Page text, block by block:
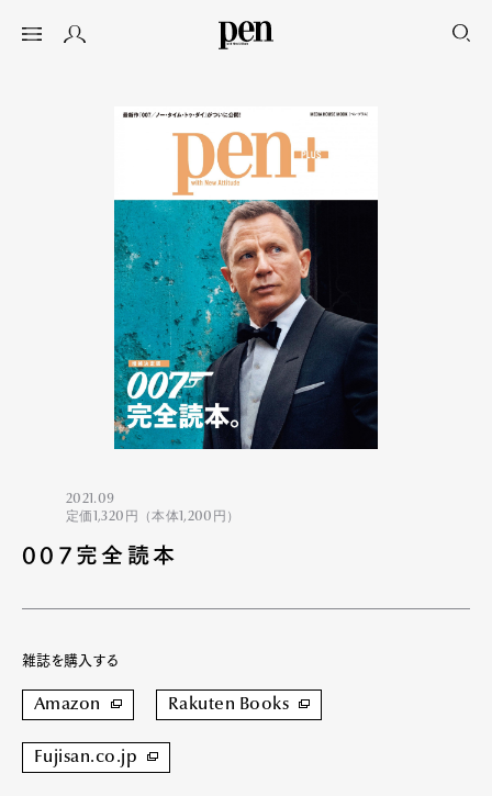
2021.09
定価1,320円（本体1,200円）
007完全読本
雑誌を購入する
Amazon Rakuten Books
Fujisan.co.jp